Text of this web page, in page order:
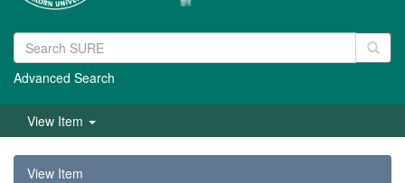
Advanced Search
View Item
View Item